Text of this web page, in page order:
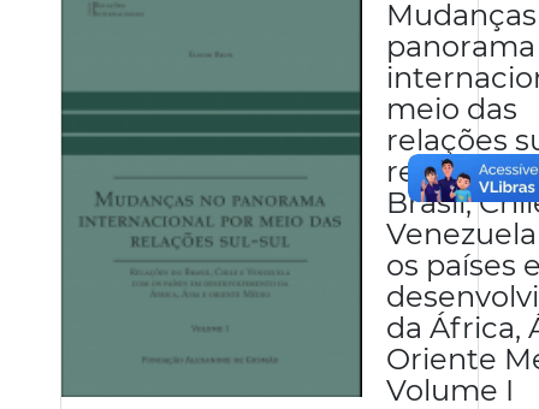
panorama
meio das
relações
relações
Brasil,
os países
da África,
Oriente
Volume I